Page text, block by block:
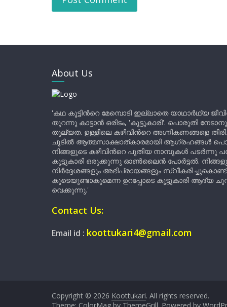
About Us
'കഥ കൂട്ടിന്‍റെ മേമ്പൊടി ഇല്ലാതെ യാഥാർഥ്യ
തുറന്നു കാട്ടാൻ ഒരിടം, 'കൂട്ടുകാരി'. പൊരുതി
തുല്യത. ഉള്ളിലെ കഴിവിന്‍റെ അഗ്നികണങ്ങളെ
ചൂടിൽ ആത്മസാക്ഷാത്കാരമായി ആഗ്രഹങ്ങൾ
നിങ്ങളുടെ കഴിവിന്‍റെ പുതിയ നാമ്പുകൾ പടർന്നു
കൂട്ടുകാരി ഒരുക്കുന്നു ഓൺലൈൻ പോർട്ടൽ.
നിർദ്ദേശങ്ങളും അഭിപ്രായങ്ങളും
കൂടെയുണ്ടാകുമെന്ന ഉറപ്പോടെ കൂട്ടുകാരി ആദ്യ
വെക്കുന്നു.'
Contact Us:
Email id : koottukari4@gmail.com
Copyright © 2026 Koottukari. All rights reserved.